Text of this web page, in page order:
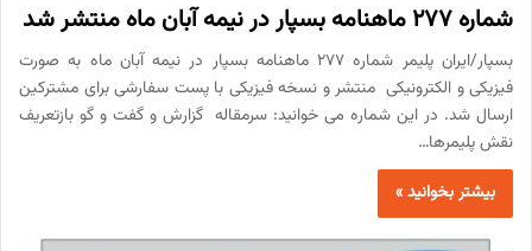
شماره 277 ماهنامه بسپار در نیمه آبان ماه منتشر شد
بسپار/ایران پلیمر شماره 277 ماهنامه بسپار در نیمه آبان ماه به صورت
فیزیکی و الکترونیکی منتشر و نسخه فیزیکی با پست سفارشی برای مشترکین
ارسال شد. در این شماره می خوانید: سرمقاله گزارش و گفت و گو بازتعریف
نقش پلیمرها…
بیشتر بخوانید »